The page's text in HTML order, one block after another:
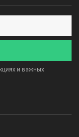
и важных